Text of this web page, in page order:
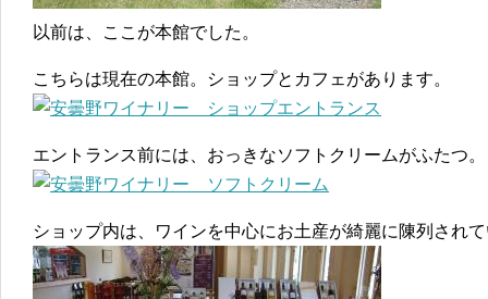
以前は、ここが本館でした。
こちらは現在の本館。ショップとカフェがあります。
エントランス前には、おっきなソフトクリームがふたつ。
ショップ内は、ワインを中心にお土産が綺麗に陳列され